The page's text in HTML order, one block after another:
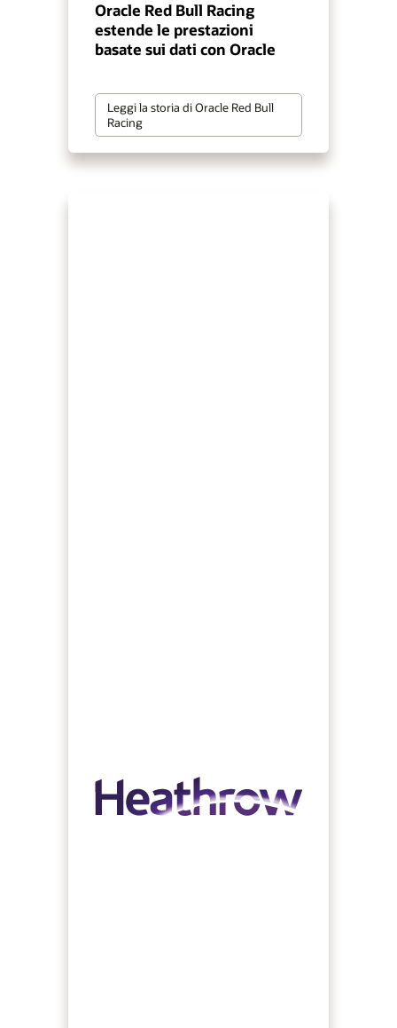
Oracle Red Bull Racing
estende le prestazioni
basate sui dati con Oracle
Leggi la storia di Oracle Red Bull
Racing